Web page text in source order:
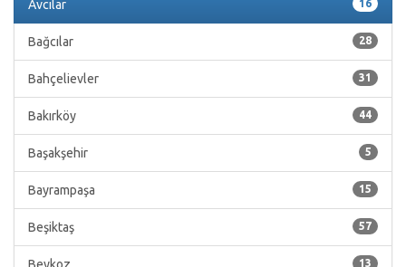
16
Avcılar
28
Bağcılar
31
Bahçelievler
44
Bakırköy
5
Başakşehir
15
Bayrampaşa
57
Beşiktaş
13